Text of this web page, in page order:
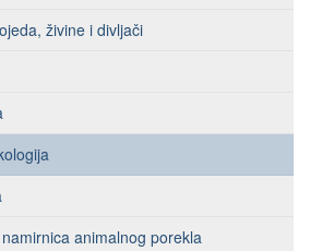
živine i divljači
animalnog porekla